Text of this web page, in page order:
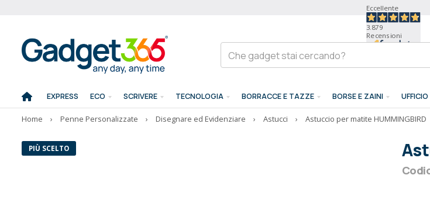
Eccellente
3.879
Recensioni
EXPRESS ECO SCRIVERE TECNOLOGIA BORRACCE E TAZZE BORSE E ZAINI
Home › Penne Personalizzate › Disegnare ed Evidenziare › Astucci › Astuccio per matite HUMMINGBIRD
PIÙ SCELTO